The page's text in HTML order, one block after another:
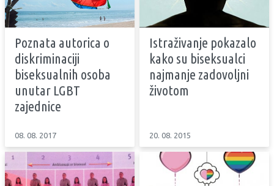
Poznata autorica o
diskriminaciji
biseksualnih osoba
unutar LGBT
zajednice
08. 08. 2017
Istraživanje pokazalo
kako su biseksualci
najmanje zadovoljni
životom
20. 08. 2015